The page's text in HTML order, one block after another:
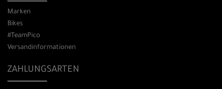
Marken
Bikes
#TeamPico
Versandinformationen
ZAHLUNGSARTEN